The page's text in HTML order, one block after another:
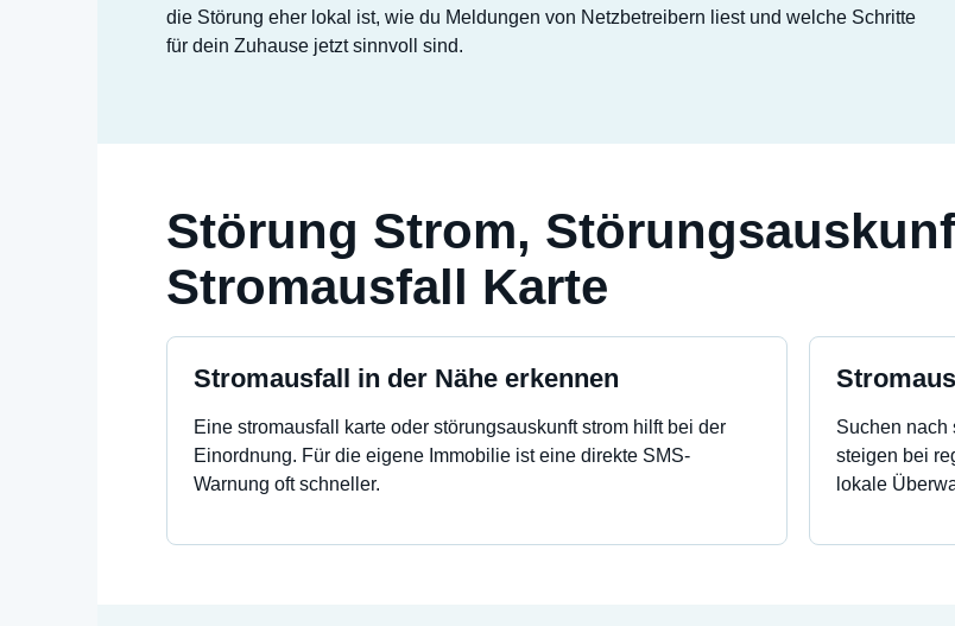
die Störung eher lokal ist, wie du Meldungen von Netzbetreibern liest und welche Schritte
für dein Zuhause jetzt sinnvoll sind.
Störung Strom,
Stromausfall Karte
Stromausfall in der Nähe erkennen
Eine stromausfall karte oder störungsauskunft strom hilft bei der
Einordnung. Für die eigene Immobilie ist eine direkte SMS-
Warnung oft schneller.
Suchen nach
steigen bei
lokale